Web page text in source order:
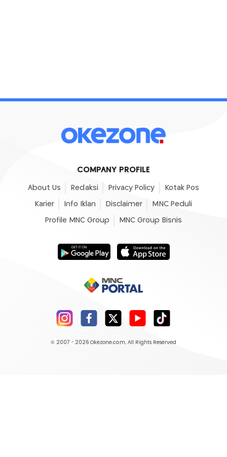
COMPANY PROFILE
About Us Redaksi Privacy Policy Kotak Pos
Karier Info Iklan Disclaimer MNC Peduli
Profile MNC Group MNC Group Bisnis
© 2007 - 2026 Okezone.com, All Rights Reserved